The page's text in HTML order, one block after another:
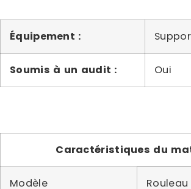
Équipement :
Soumis à un audit : Oui
Caractéristiques du
Modèle Rouleau